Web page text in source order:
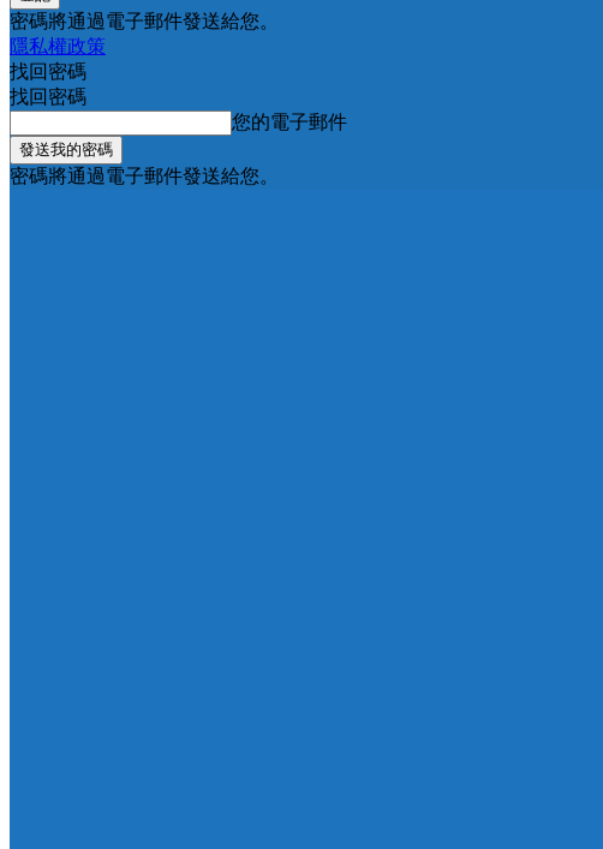
密碼將通過電子郵件發送給您。
隱私權政策
找回密碼
找回密碼
您的電子郵件
密碼將通過電子郵件發送給您。